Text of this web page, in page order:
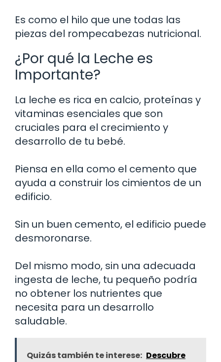
Es como el hilo que une todas las
piezas del rompecabezas nutricional.
¿Por qué la Leche es
Importante?
La leche es rica en calcio, proteínas y
vitaminas esenciales que son
cruciales para el crecimiento y
desarrollo de tu bebé.
Piensa en ella como el cemento que
ayuda a construir los cimientos de un
edificio.
Sin un buen cemento, el edificio puede
desmoronarse.
Del mismo modo, sin una adecuada
ingesta de leche, tu pequeño podría
no obtener los nutrientes que
necesita para un desarrollo
saludable.
Quizás también te interese: Descubre